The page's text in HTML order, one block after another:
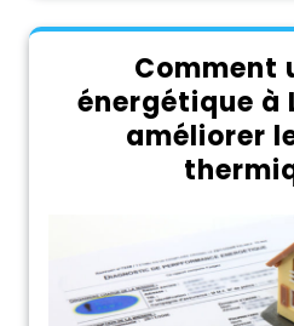
Comment
énergétique à
améliorer